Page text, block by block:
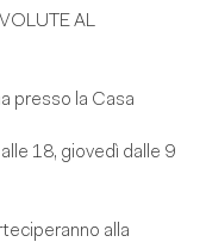
AL
presso la Casa
18, giovedì dalle 9
alla